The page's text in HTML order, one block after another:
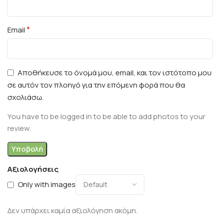
Αξιολογήσεις
Only with images
Δεν υπάρχει καμία αξιολόγηση ακόμη.
Email*
Αποθήκευσε το όνομά μου, email, και τον ιστότοπο μου
σε αυτόν τον πλοηγό για την επόμενη φορά που θα
σχολιάσω.
You have to be logged in to be able to add photos to your
review.